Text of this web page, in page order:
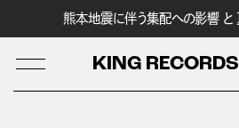
熊本地震に伴う集配への影響 と
KING